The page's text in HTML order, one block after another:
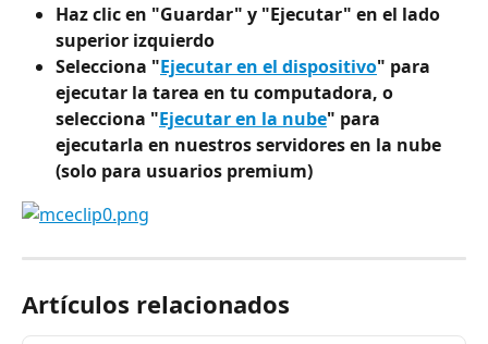
Haz clic en "Guardar" y "Ejecutar" en el lado
superior izquierdo
Selecciona "Ejecutar en el dispositivo" para
ejecutar la tarea en tu computadora, o
selecciona "Ejecutar en la nube" para
ejecutarla en nuestros servidores en la nube
(solo para usuarios premium)
Artículos relacionados